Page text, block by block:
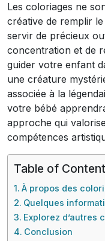
Les coloriages ne
créative de remplir
servir de précieux
concentration et de
guider votre enfant
une créature
associée à la
votre bébé
approche qui
compétences
Table of
À propos des
Quelques
Explorez d’autres
Conclusion